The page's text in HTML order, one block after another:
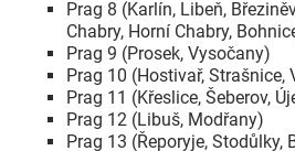
Prag 8 (Karlín, Libeň,
Chabry, Horní Chabry,
Prag 9 (Prosek, Vysočany)
Prag 10 (Hostivař, Strašnice,
Prag 11 (Křeslice, Šeberov,
Prag 12 (Libuš, Modřany)
Prag 13 (Řeporyje, Stodůlky,